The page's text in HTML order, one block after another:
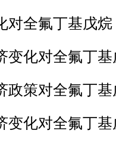
氟丁基戊烷（
对全氟丁基戊
对全氟丁基戊
对全氟丁基戊